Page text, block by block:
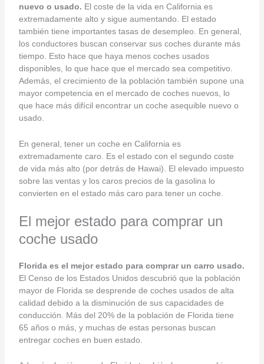
nuevo o usado. El coste de la vida en California es
extremadamente alto y sigue aumentando. El estado
también tiene importantes tasas de desempleo. En general,
los conductores buscan conservar sus coches durante más
tiempo. Esto hace que haya menos coches usados
disponibles, lo que hace que el mercado sea competitivo.
Además, el crecimiento de la población también supone una
mayor competencia en el mercado de coches nuevos, lo
que hace más difícil encontrar un coche asequible nuevo o
usado.
En general, tener un coche en California es
extremadamente caro. Es el estado con el segundo coste
de vida más alto (por detrás de Hawai). El elevado impuesto
sobre las ventas y los caros precios de la gasolina lo
convierten en el estado más caro para tener un coche.
El mejor estado para comprar un
coche usado
Florida es el mejor estado para comprar un carro usado.
El Censo de los Estados Unidos descubrió que la población
mayor de Florida se desprende de coches usados de alta
calidad debido a la disminución de sus capacidades de
conducción. Más del 20% de la población de Florida tiene
65 años o más, y muchas de estas personas buscan
entregar coches en buen estado.